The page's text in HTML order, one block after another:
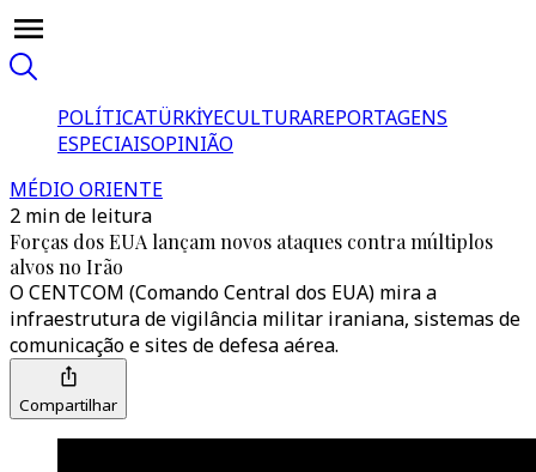
POLÍTICATÜRKİYECULTURAREPORTAGENS
ESPECIAISOPINIÃO
MÉDIO ORIENTE
2 min de leitura
Forças dos EUA lançam novos ataques contra múltiplos
alvos no Irão
O CENTCOM (Comando Central dos EUA) mira a
infraestrutura de vigilância militar iraniana, sistemas de
comunicação e sites de defesa aérea.
Compartilhar